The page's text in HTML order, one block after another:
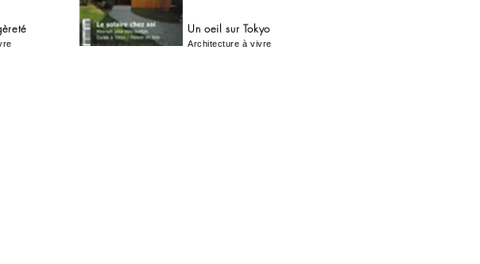
té Un oeil sur Tokyo
Architecture à vivre